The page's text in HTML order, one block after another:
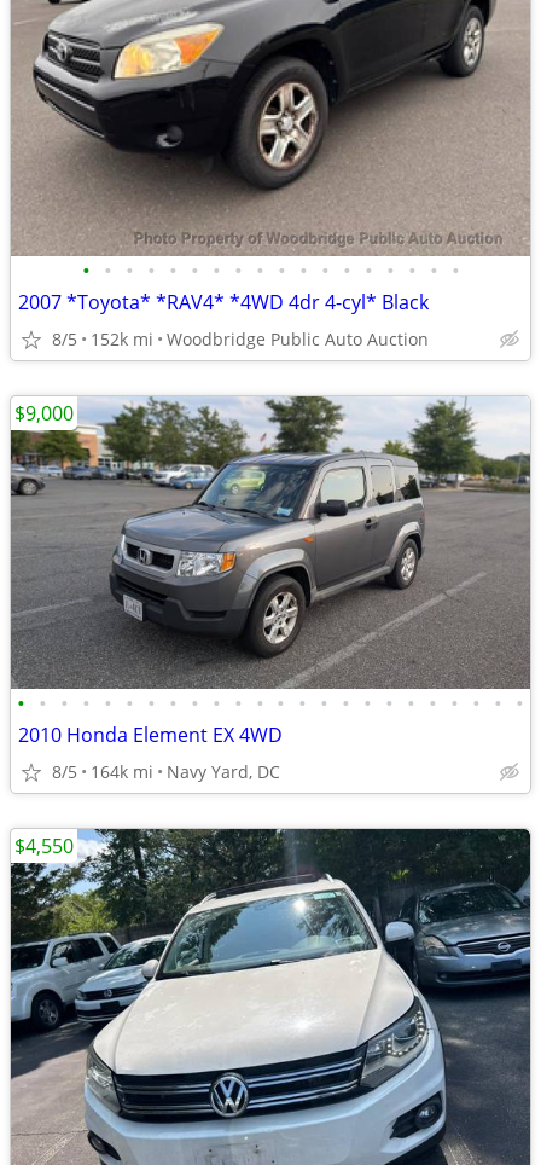
• • • • • • • • • • • • • • • • • •
2007 *Toyota* *RAV4* *4WD 4dr 4-cyl* Black
8/5 152k mi Woodbridge Public Auto Auction
• • • • • • • • • • • • • • • • • • • • • • • •
2010 Honda Element EX 4WD
8/5 164k mi Navy Yard, DC
$9,000
$4,550